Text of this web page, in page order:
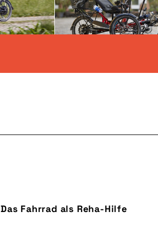
Das Fahrrad als Reha-Hilfe